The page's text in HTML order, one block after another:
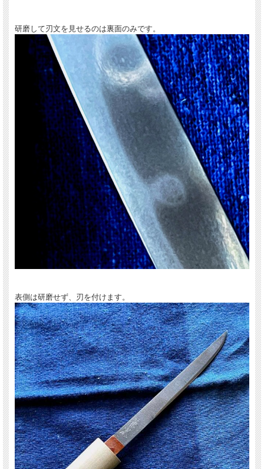
研磨して刃文を見せるのは裏面のみです。
表側は研磨せず、刃を付けます。